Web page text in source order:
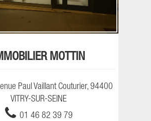
MOTTIN
Paul Vaillant Couturier, 94400
VITRY-SUR-SEINE
01 46 82 39 79